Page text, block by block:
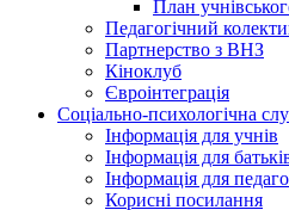
План
Педагогічний
Партнерство з ВНЗ
Кіноклуб
Євроінтеграція
Соціально-психологічна
Інформація для учнів
Інформація для
Інформація для
Корисні посилання